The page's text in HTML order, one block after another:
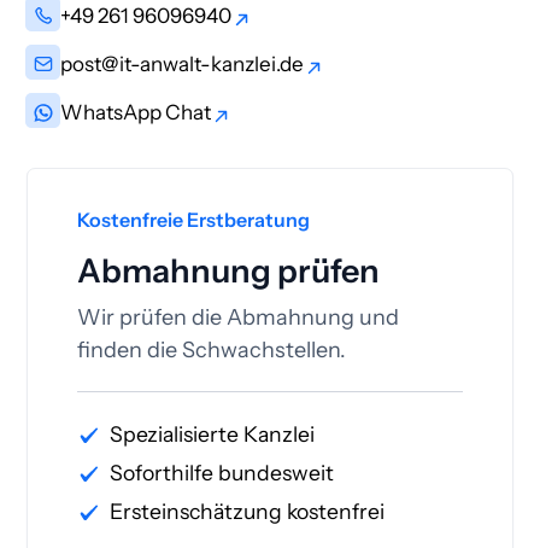
+49 261 96096940
post@it-anwalt-kanzlei.de
WhatsApp Chat
Kostenfreie Erstberatung
Abmahnung prüfen
Wir prüfen die Abmahnung und
finden die Schwachstellen.
Spezialisierte Kanzlei
Soforthilfe bundesweit
Ersteinschätzung kostenfrei